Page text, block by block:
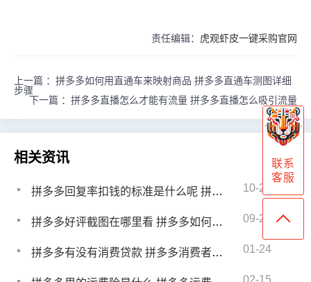
责任编辑： 虎观虾皮一键采购官网
上一篇 ： 拼多多如何用直通车来映射商品 拼多多直通车测图详细
步骤
下一篇 ： 拼多多直播怎么才能有流量 拼多多直播怎么吸引流量
相关资讯
拼多多回复率扣钱的标准是什么呢 拼多多回复率处罚规则 10-29
拼多多好评截图在哪里看 拼多多如何引导好评商品 09-24
拼多多有没有消费贷款 拼多多消费者可以贷款吗 01-24
联系
客服